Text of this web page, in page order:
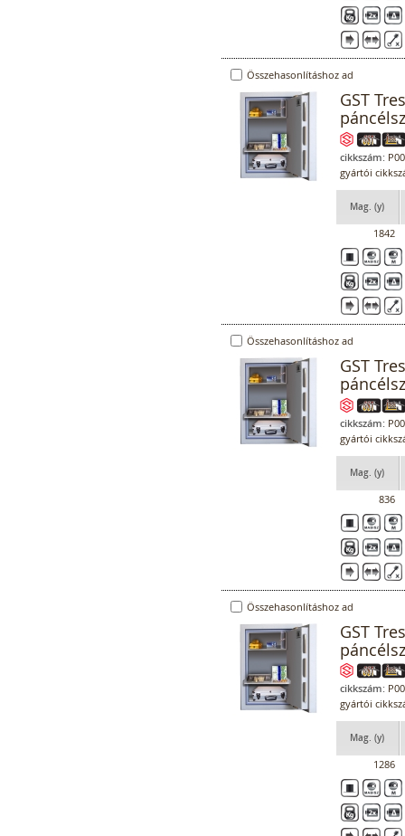
Összehasonlításhoz ad
GST
cikkszám:
gyártói
Mag. (y)
1842
Összehasonlításhoz ad
GST
cikkszám:
gyártói
Mag. (y)
836
Összehasonlításhoz ad
GST
cikkszám:
gyártói
Mag. (y)
1286